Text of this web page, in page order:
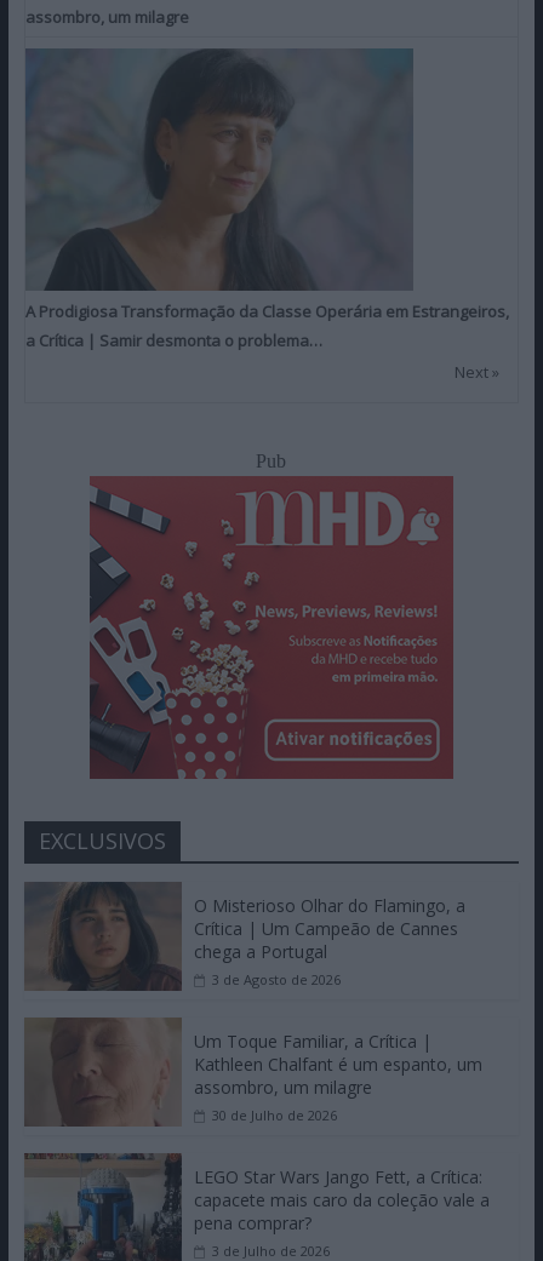
assombro, um milagre
A Prodigiosa Transformação da Classe Operária em Estrangeiros,
a Crítica | Samir desmonta o problema…
Next »
Pub
EXCLUSIVOS
O Misterioso Olhar do Flamingo, a
Crítica | Um Campeão de Cannes
chega a Portugal
3 de Agosto de 2026
Um Toque Familiar, a Crítica |
Kathleen Chalfant é um espanto, um
assombro, um milagre
30 de Julho de 2026
LEGO Star Wars Jango Fett, a Crítica:
capacete mais caro da coleção vale a
pena comprar?
3 de Julho de 2026